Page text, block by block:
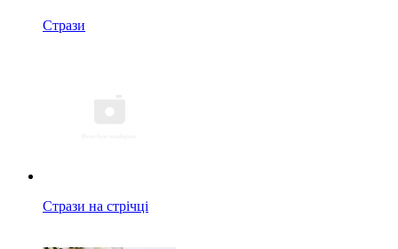
Стрази
Стрази на стрічці